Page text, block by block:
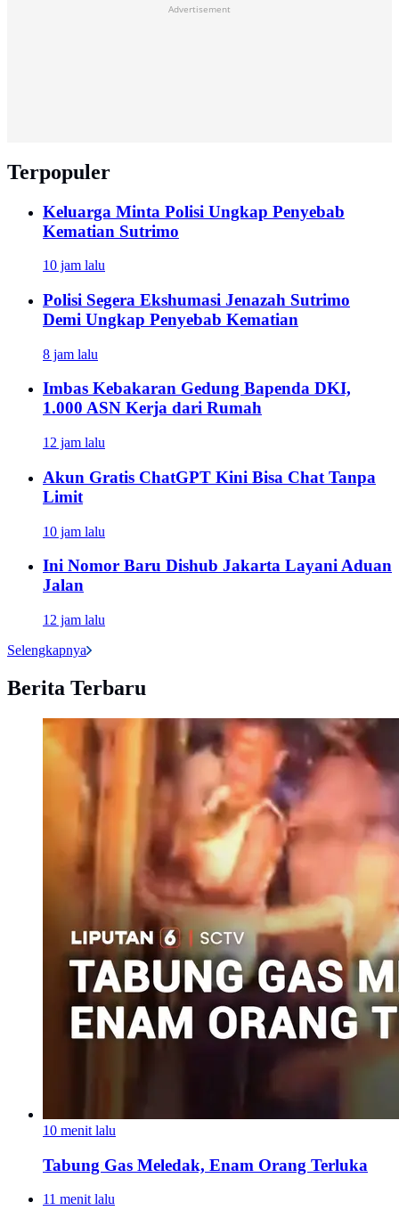
Advertisement
Terpopuler
Keluarga Minta Polisi Ungkap Penyebab
Kematian Sutrimo
10 jam lalu
Polisi Segera Ekshumasi Jenazah Sutrimo
Demi Ungkap Penyebab Kematian
8 jam lalu
Imbas Kebakaran Gedung Bapenda DKI,
1.000 ASN Kerja dari Rumah
12 jam lalu
Akun Gratis ChatGPT Kini Bisa Chat Tanpa
Limit
10 jam lalu
Ini Nomor Baru Dishub Jakarta Layani Aduan
Jalan
12 jam lalu
Selengkapnya
Berita Terbaru
10 menit lalu
Tabung Gas Meledak, Enam Orang Terluka
11 menit lalu